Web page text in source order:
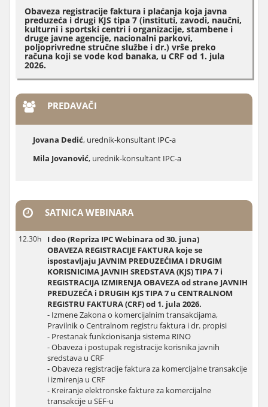
Obaveza registracije faktura i plaćanja koja javna
preduzeća i drugi KJS tipa 7 (instituti, zavodi, naučni,
kulturni i sportski centri i organizacije, stambene i
druge javne agencije, nacionalni parkovi,
poljoprivredne stručne službe i dr.) vrše preko
računa koji se vode kod banaka, u CRF od 1. jula
2026.
PREDAVAČI
Jovana Dedić, urednik-konsultant IPC-a
Mila Jovanović, urednik-konsultant IPC-a
SATNICA WEBINARA
12.30h
I deo (Repriza IPC Webinara od 30. juna)
OBAVEZA REGISTRACIJE FAKTURA koje se
ispostavljaju JAVNIM PREDUZEĆIMA I DRUGIM
KORISNICIMA JAVNIH SREDSTAVA (KJS) TIPA 7 i
REGISTRACIJA IZMIRENJA OBAVEZA od strane JAVNIH
PREDUZEĆA i DRUGIH KJS TIPA 7 u CENTRALNOM
REGISTRU FAKTURA (CRF) od 1. jula 2026.
- Izmene Zakona o komercijalnim transakcijama,
Pravilnik o Centralnom registru faktura i dr. propisi
- Prestanak funkcionisanja sistema RINO
- Obaveza i postupak registracije korisnika javnih
sredstava u CRF
- Obaveza registracije faktura za komercijalne transakcije
i izmirenja u CRF
- Kreiranje elektronske fakture za komercijalne
transakcije u SEF-u